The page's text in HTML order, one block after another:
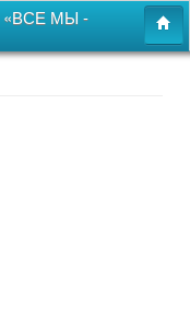
«ВСЕ МЫ -